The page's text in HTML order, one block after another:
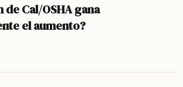
Cal/OSHA gana
el aumento?